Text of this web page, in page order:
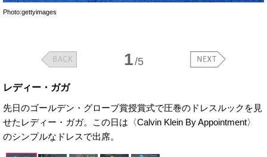
Photo:gettyimages
1/5
レディー・ガガ
先日のゴールデン・グローブ賞授賞式で圧巻のドレスルックを見
せたレディー・ガガ。この日は〈Calvin Klein By Appointment〉
のシンプルなドレスで出席。